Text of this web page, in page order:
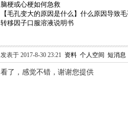
脑梗或心梗如何急救
【毛孔变大的原因是什么】什么原因导致
转移因子口服溶液说明书
发表于 2017-8-30 23:21 资料 个人空间 短消息
看了，感觉不错，谢谢您提供